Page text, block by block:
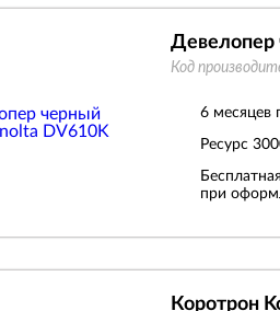
Девелопер
Код
6 месяцев
Ресурс
при
Коротрон